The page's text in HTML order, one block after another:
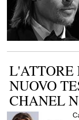
L'ATTORE
NUOVO
CHANEL